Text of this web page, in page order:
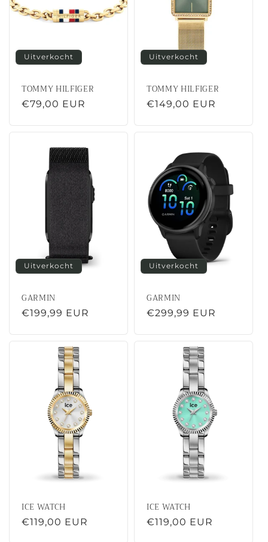
Uitverkocht
TOMMY HILFIGER
Normale
€79,00 EUR
Uitverkocht
TOMMY HILFIGER
Normale
€149,00 EUR
Uitverkocht
GARMIN
Normale
€199,99 EUR
Uitverkocht
GARMIN
Normale
€299,99 EUR
ICE WATCH
Normale
€119,00 EUR
ICE WATCH
Normale
€119,00 EUR